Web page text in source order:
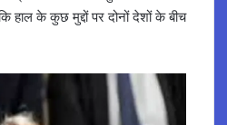
के कुछ मुद्दों पर दोनों देशों के बीच